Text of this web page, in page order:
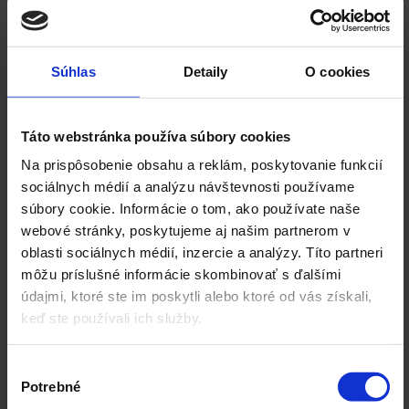
Súhlas Detaily O cookies
Táto webstránka používa súbory cookies
Na prispôsobenie obsahu a reklám, poskytovanie funkcií
sociálnych médií a analýzu návštevnosti používame
súbory cookie. Informácie o tom, ako používate naše
webové stránky, poskytujeme aj našim partnerom v
oblasti sociálnych médií, inzercie a analýzy. Títo partneri
môžu príslušné informácie skombinovať s ďalšími
údajmi, ktoré ste im poskytli alebo ktoré od vás získali,
keď ste používali ich služby.
súhlasu
Potrebné